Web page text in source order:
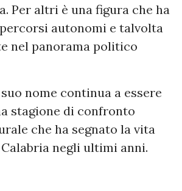
Per altri è una figura che ha
autonomi e talvolta
nel panorama politico
nome continua a essere
stagione di confronto
che ha segnato la vita
negli ultimi anni.